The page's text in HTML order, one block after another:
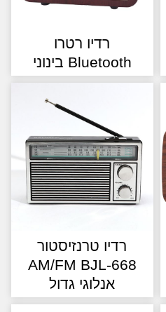
רדיו רטרו
Bluetooth בינוני
רדיו טרנזיסטור
AM/FM BJL-668
אנלוגי גדול